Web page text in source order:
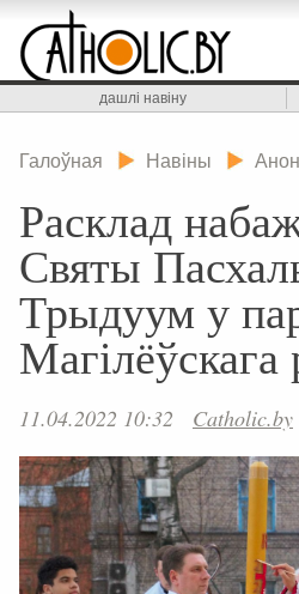
дашлі навіну
Галоўная Навіны
Расклад
Святы
Трыдуум у
Магілёўскага
11.04.2022 10:32 Catholic.by